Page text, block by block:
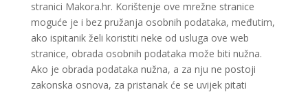
stranici Makora.hr. Korištenje ove mrežne stranice
moguće je i bez pružanja osobnih podataka, međutim,
ako ispitanik želi koristiti neke od usluga ove web
stranice, obrada osobnih podataka može biti nužna.
Ako je obrada podataka nužna, a za nju ne postoji
zakonska osnova, za pristanak će se uvijek pitati